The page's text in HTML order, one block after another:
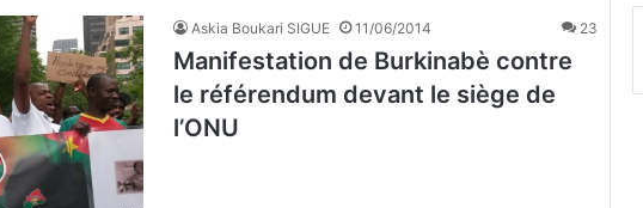
Askia Boukari SIGUE 11/06/2014 23
Manifestation de Burkinabè contre
le référendum devant le siège de
l’ONU